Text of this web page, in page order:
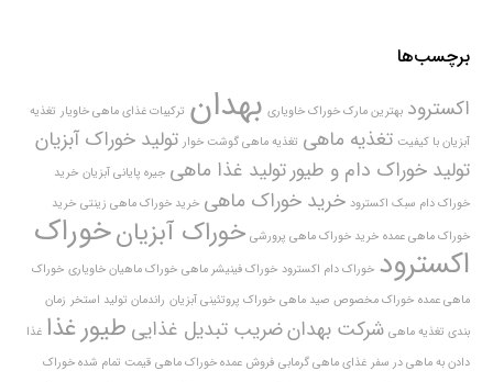
برچسب‌ها
اکسترود بهترین مارک خوراک خاویاری بهدان ترکیبات غذای ماهی خاویار تغذیه
آبزیان با کیفیت تغذیه ماهی تغذیه ماهی گوشت خوار تولید خوراک آبزیان
تولید خوراک دام و طیورتولید غذا ماهی جیره پایانی آبزیان خرید
خوراک دام سبک اکسترود خرید خوراک ماهی خرید خوراک ماهی زینتی خرید
خوراک ماهی عمده خرید خوراک ماهی پرورشی خوراک آبزیانخوراک
اکسترود خوراک دام اکسترود خوراک فینیشر ماهی خوراک ماهیان خاویاری خوراک
ماهی عمده خوراک مخصوص صید ماهی خوراک پروتئینی آبزیان راندمان تولید استخر زمان
بندی تغذیه ماهی شرکت بهدانضریب تبدیل غذایی طیورغذا غذا
دادن به ماهی در سفر غذای ماهی گرمابی فروش عمده خوراک ماهی قیمت تمام شده خوراک